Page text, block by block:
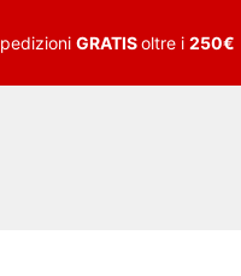
GRATISoltre i 250€